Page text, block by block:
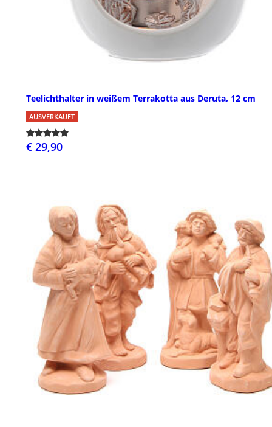
Teelichthalter in weißem Terrakotta aus Deruta, 12 cm
AUSVERKAUFT
€ 29,90